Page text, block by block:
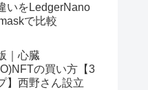
いをLedgerNano
で比較
｜心臓
の買い方【3
】西野さん設立